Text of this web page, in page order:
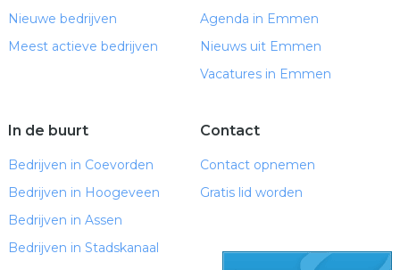
Nieuwe bedrijven
Meest actieve bedrijven
Agenda in Emmen
Nieuws uit Emmen
Vacatures in Emmen
In de buurt
Bedrijven in Coevorden
Bedrijven in Hoogeveen
Bedrijven in Assen
Bedrijven in Stadskanaal
Contact
Contact opnemen
Gratis lid worden